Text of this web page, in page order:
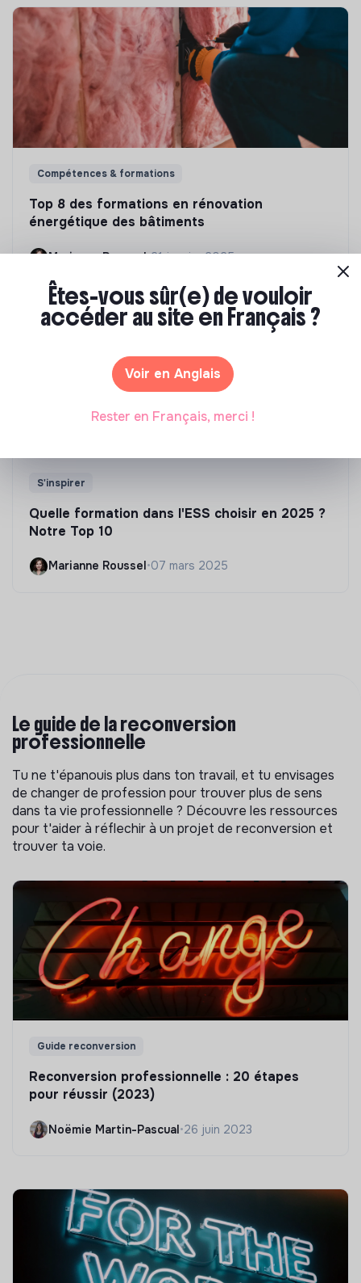
Compétences & formations
Top 8 des formations en rénovation
énergétique des bâtiments
Marianne Roussel•21 janvier 2025
S'inspirer
Quelle formation dans l'ESS choisir en 2025 ?
Notre Top 10
Marianne Roussel •07 mars 2025
Le guide de la reconversion
professionnelle
Tu ne t'épanouis plus dans ton travail, et tu envisages
de changer de profession pour trouver plus de sens
dans ta vie professionnelle ? Découvre les ressources
pour t'aider à réflechir à un projet de reconversion et
trouver ta voie.
Guide reconversion
Reconversion professionnelle : 20 étapes
pour réussir (2023)
Noëmie Martin-Pascual•26 juin 2023
Êtes-vous sûr(e) de vouloir
accéder au site en Français ?
Voir en Anglais
Rester en Français, merci !